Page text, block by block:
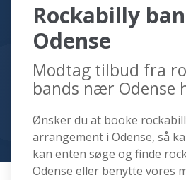
Rockabilly
Odense
Modtag tilbud fra
bands nær Odense
Ønsker du at booke
arrangement i Odense, så
kan enten søge og finde
Odense eller benytte vores